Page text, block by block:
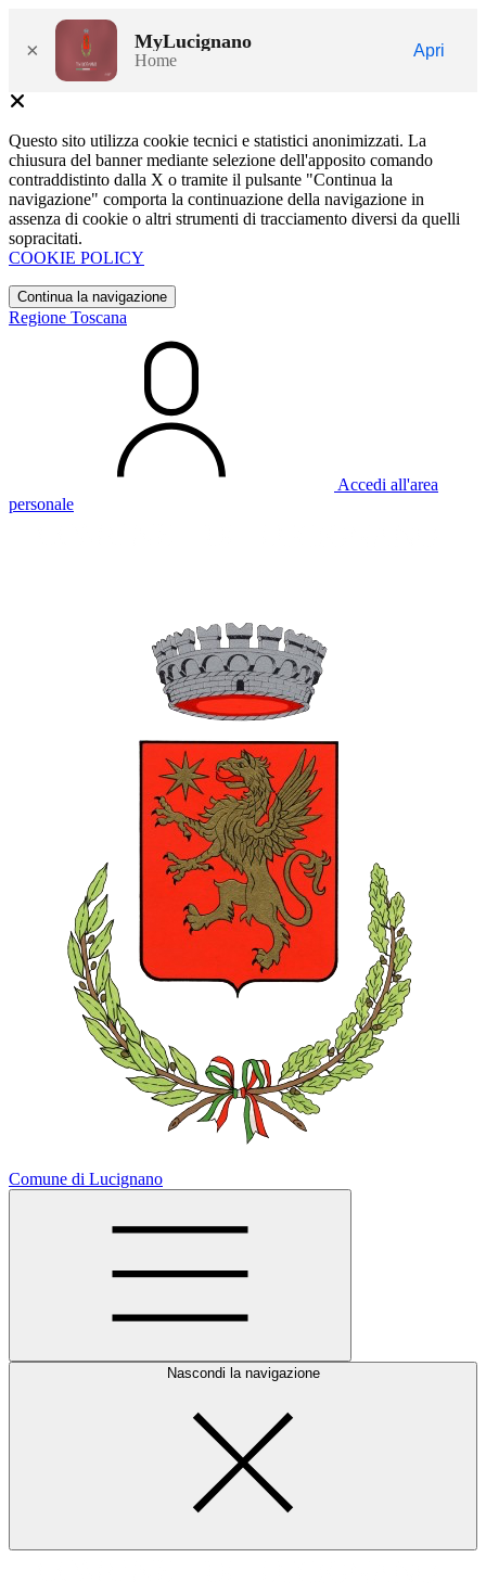
× MyLucignano
Home
Apri
Questo sito utilizza cookie tecnici e statistici anonimizzati. La
chiusura del banner mediante selezione dell'apposito comando
contraddistinto dalla X o tramite il pulsante "Continua la
navigazione" comporta la continuazione della navigazione in
assenza di cookie o altri strumenti di tracciamento diversi da quelli
sopracitati.
COOKIE POLICY
Continua la navigazione
Regione Toscana
Accedi all'area
personale
Comune di Lucignano
Nascondi la navigazione